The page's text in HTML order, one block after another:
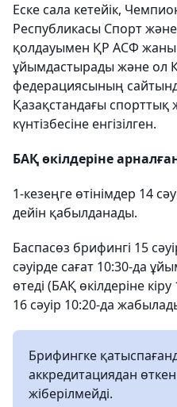
Еске сала кетейік,
Республикасы Спорт және
қолдауымен ҚР АСФ
ұйымдастырады және ол
федерациясының
Қазақстандағы
күнтізбесіне енгізілген.
БАҚ өкілдеріне
1-кезеңге өтінімдер 14
дейін қабылданады.
Баспасөз брифингі 15
сәуірде сағат 10:30-да
өтеді (БАҚ өкілдеріне
16 сәуір 10:20-да
Брифингке
аккредитациядан
жіберілмейді.